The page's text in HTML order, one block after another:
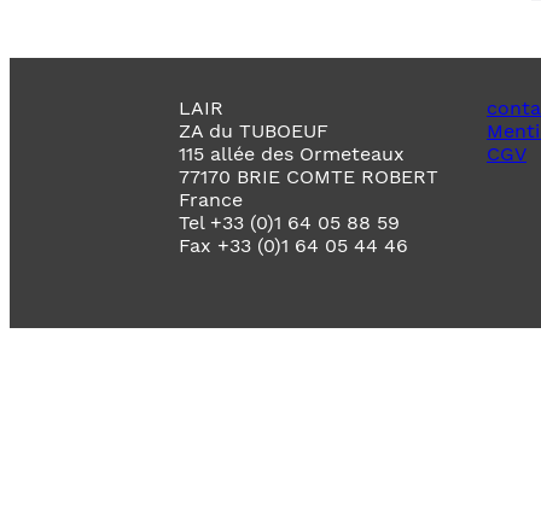
LAIR
ZA du TUBOEUF
115 allée des Ormeteaux
77170 BRIE COMTE ROBERT
France
Tel +33 (0)1 64 05 88 59
Fax +33 (0)1 64 05 44 46
CGV